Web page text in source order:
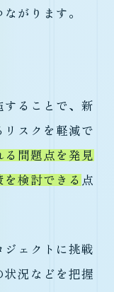
ながります。
することで、新
リスクを軽減で
る問題点を発見
検討できる 点
ジェクトに挑戦
状況などを把握